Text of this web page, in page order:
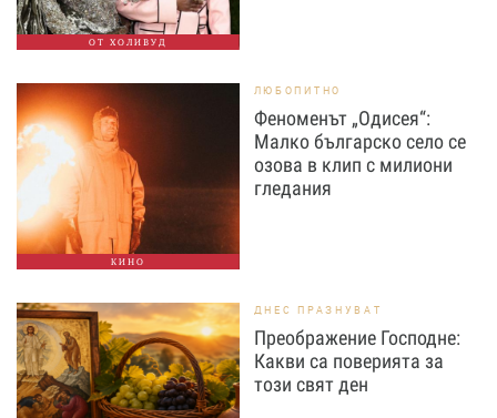
ОТ ХОЛИВУД
КИНО
ЛЮБОПИТНО
Феноменът „Одисея“:
Малко българско село се
озова в клип с милиони
гледания
ДНЕС ПРАЗНУВАТ
Преображение Господне:
Какви са поверията за
този свят ден